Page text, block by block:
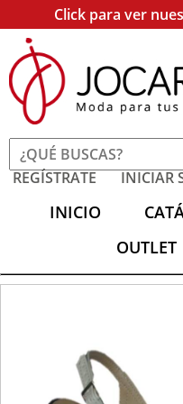
Click para ver
REGÍSTRATE INICIAR
INICIO
OUTLET